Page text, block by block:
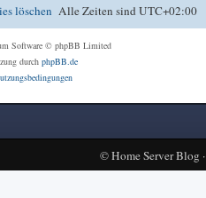
Alle Zeiten sindUTC+02:00
löschen
Software © phpBB Limited
durch phpBB.de
©Home Server Blog